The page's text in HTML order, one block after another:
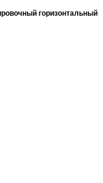
горизонтальный